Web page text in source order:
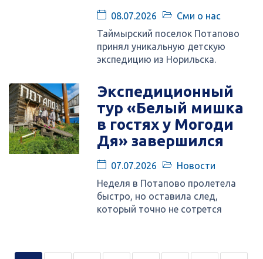
08.07.2026
Сми о нас
Таймырский поселок Потапово
принял уникальную детскую
экспедицию из Норильска.
Экспедиционный
тур «Белый мишка
в гостях у Могоди
Дя» завершился
07.07.2026
Новости
Неделя в Потапово пролетела
быстро, но оставила след,
который точно не сотрется